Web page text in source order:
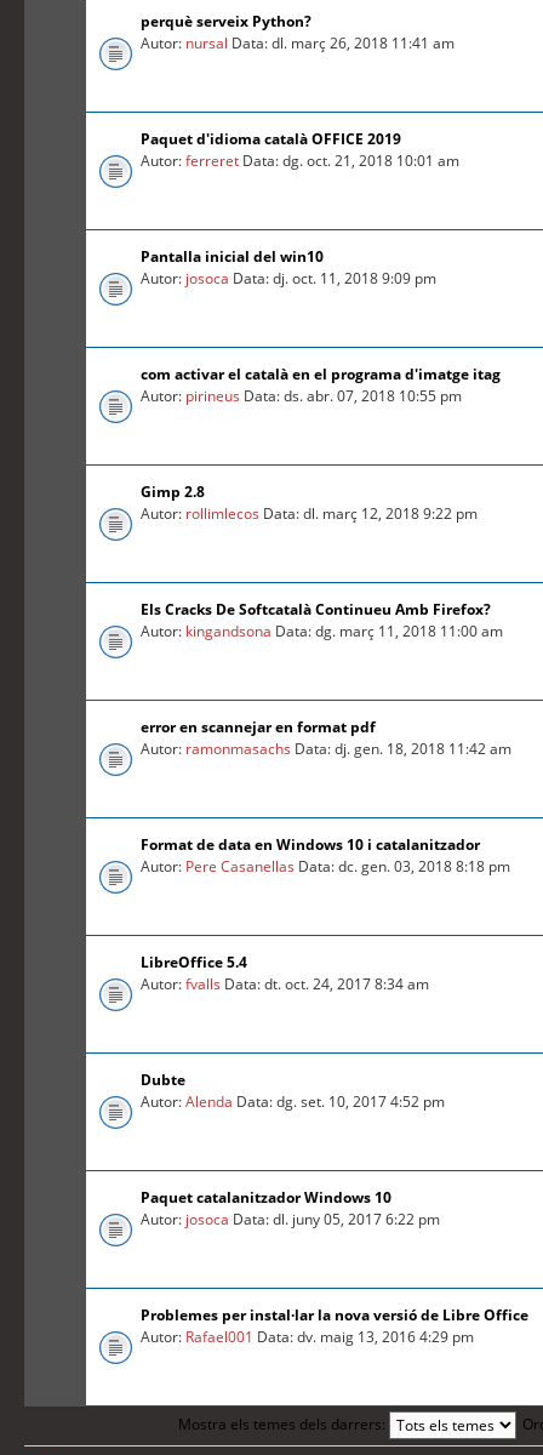
perquè serveix Python?
Autor: nursal Data: dl. març 26, 2018 11:41 am
Paquet d'idioma català OFFICE 2019
Autor:ferreret Data: dg. oct. 21, 2018 10:01 am
Pantalla inicial del win10
Autor: josoca Data: dj. oct. 11, 2018 9:09 pm
com activar el català en el programa d'imatge itag
Autor: pirineus Data: ds. abr. 07, 2018 10:55 pm
Gimp 2.8
Autor: rollimlecos Data: dl. març 12, 2018 9:22 pm
Els Cracks De Softcatalà Continueu Amb Firefox?
Autor: kingandsona Data: dg. març 11, 2018 11:00 am
error en scannejar en format pdf
Autor: ramonmasachs Data: dj. gen. 18, 2018 11:42 am
Format de data en Windows 10 i catalanitzador
Autor: Pere Casanellas Data: dc. gen. 03, 2018 8:18 pm
LibreOffice 5.4
Autor:fvalls Data: dt. oct. 24, 2017 8:34 am
Dubte
Autor:Alenda Data: dg. set. 10, 2017 4:52 pm
Paquet catalanitzador Windows 10
Autor: josoca Data: dl. juny 05, 2017 6:22 pm
Problemes per instal·lar la nova versió de Libre Office
Autor: Rafael001 Data: dv. maig 13, 2016 4:29 pm
Mostra els temes dels darrers: